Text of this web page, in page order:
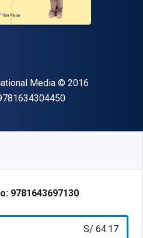
Media Copyright
© 2016
"ISBN-13
9781643697130
S/ 64.17